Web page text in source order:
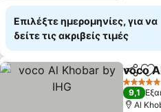
Επιλέξτε ημερομηνίες, για να
δείτε τις ακριβείς τιμές
voco
5 Αστέρια
9,1
Al